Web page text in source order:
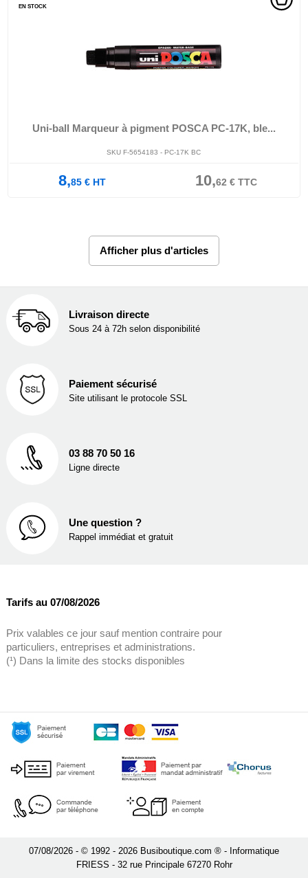
Uni-ball Marqueur à pigment POSCA PC-17K, ble...
SKU F-5654183 - PC-17K BC
8,85€HT 10,62 €TTC
EN STOCK
Afficher plus d'articles
Livraison directe
Sous 24 à 72h selon disponibilité
Paiement sécurisé
Site utilisant le protocole SSL
03 88 70 50 16
Ligne directe
Une question ?
Rappel immédiat et gratuit
Tarifs au 07/08/2026
Prix valables ce jour sauf mention contraire pour
particuliers, entreprises et administrations.
(¹) Dans la limite des stocks disponibles
07/08/2026 - © 1992 - 2026 Busiboutique.com ® - Informatique
FRIESS - 32 rue Principale 67270 Rohr